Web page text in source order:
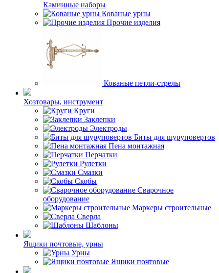
Каминные наборы
Кованые урны
Прочие изделия
Кованые петли-стрелы
Хозтовары, инструмент
Круги
Заклепки
Электроды
Биты для шуруповертов
Пена монтажная
Перчатки
Рулетки
Смазки
Скобы
Сварочное
оборудование
Маркеры строительные
Сверла
Шаблоны
Ящики почтовые, урны
Урны
Ящики почтовые